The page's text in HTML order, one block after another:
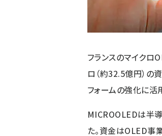
フランスのマイク
ロ（約32.5億円）の
フォームの強化に活
MICROOLEDは半
た。資金はOLED事